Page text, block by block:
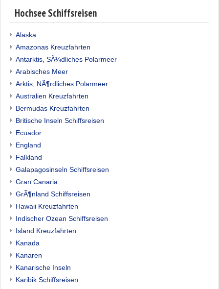
Hochsee Schiffsreisen
Alaska
Amazonas Kreuzfahrten
Antarktis, SÃ¼dliches Polarmeer
Arabisches Meer
Arktis, NÃ¶rdliches Polarmeer
Australien Kreuzfahrten
Bermudas Kreuzfahrten
Britische Inseln Schiffsreisen
Ecuador
England
Falkland
Galapagosinseln Schiffsreisen
Gran Canaria
GrÃ¶nland Schiffsreisen
Hawaii Kreuzfahrten
Indischer Ozean Schiffsreisen
Island Kreuzfahrten
Kanada
Kanaren
Kanarische Inseln
Karibik Schiffsreisen